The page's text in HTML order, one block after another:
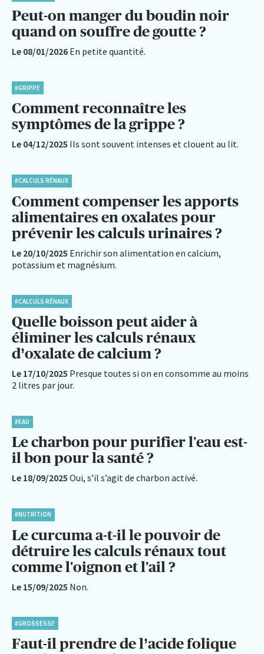
Peut-on manger du boudin noir
quand on souffre de goutte ?
Le 08/01/2026 En petite quantité.
#GRIPPE
Comment reconnaître les
symptômes de la grippe ?
Le 04/12/2025 Ils sont souvent intenses et clouent au lit.
#CALCULS RÉNAUX
Comment compenser les apports
alimentaires en oxalates pour
prévenir les calculs urinaires ?
Le 20/10/2025 Enrichir son alimentation en calcium,
potassium et magnésium.
#CALCULS RÉNAUX
Quelle boisson peut aider à
éliminer les calculs rénaux
d’oxalate de calcium ?
Le 17/10/2025 Presque toutes si on en consomme au moins
2 litres par jour.
#EAU
Le charbon pour purifier l'eau est-
il bon pour la santé ?
Le 18/09/2025 Oui, s’il s’agit de charbon activé.
#NUTRITION
Le curcuma a-t-il le pouvoir de
détruire les calculs rénaux tout
comme l'oignon et l'ail ?
Le 15/09/2025 Non.
#GROSSESSE
Faut-il prendre de l’acide folique